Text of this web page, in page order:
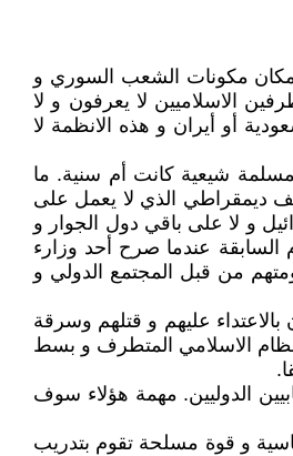
مكونات الشعب السوري و
الاسلاميين لا يعرفون و لا
أو أيران و هذه الانظمة لا
شيعية كانت أم سنية. ما
ديمقراطي الذي لا يعمل على
و لا على باقي دول الجوار و
عندما صرح أحد وزارء
من قبل المجتمع الدولي و
بالاعتداء عليهم و قتلهم وسرقة
الاسلامي المتطرف و بسط
الدوليين. مهمة هؤلاء سوف
و قوة مسلحة تقوم بتدريب